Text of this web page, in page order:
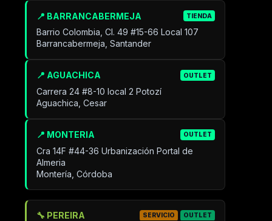
📍 BARRANCABERMEJA TIENDA
Barrio Colombia, Cl. 49 #15-66 Local 107
Barrancabermeja, Santander
📍 AGUACHICA OUTLET
Carrera 24 #8-10 local 2 Potozí
Aguachica, Cesar
📍 MONTERIA OUTLET
Cra 14F #44-36 Urbanización Portal de
Almeria
Montería, Córdoba
🔧 PEREIRA SERVICIO OUTLET